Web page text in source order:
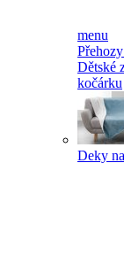
menu
Dětské
kočárku
Deky